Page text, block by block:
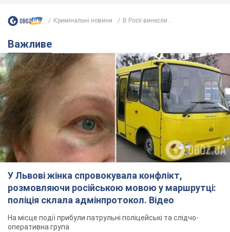
Кримінальні новини В Росії винесли...
Важливе
У Львові жінка спровокувала конфлікт,
розмовляючи російською мовою у маршрутці:
поліція склала адмінпротокол. Відео
На місце події прибули патрульні поліцейські та слідчо-
оперативна група